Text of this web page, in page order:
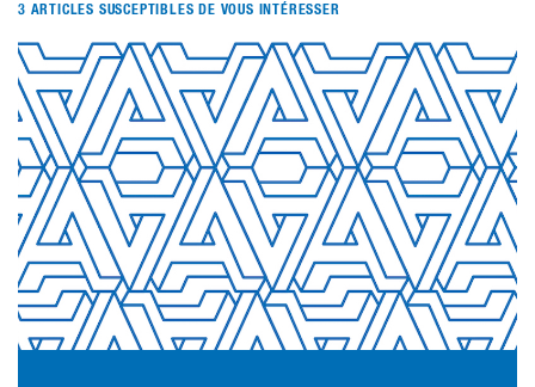
3 ARTICLES SUSCEPTIBLES DE VOUS INTÉRESSER